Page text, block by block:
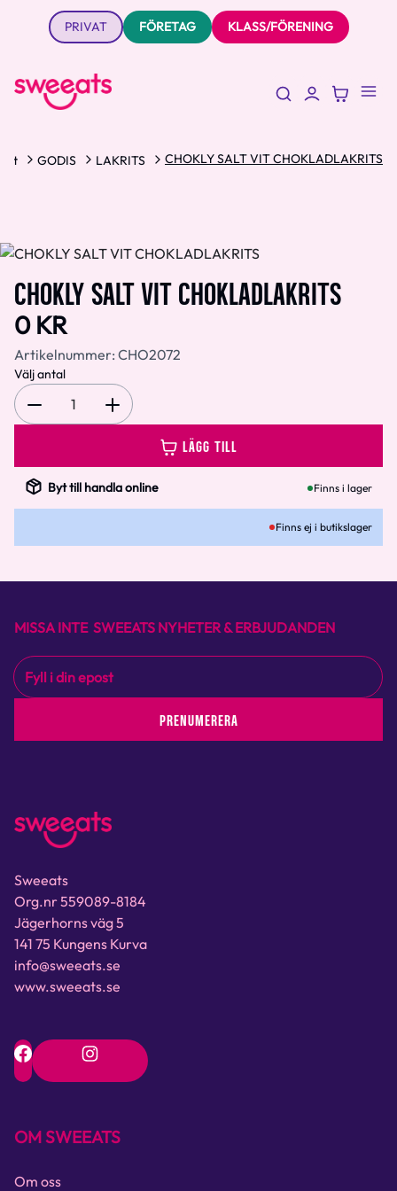
PRIVAT FÖRETAG KLASS/FÖRENING
GODIS LAKRITS CHOKLY SALT VIT CHOKLADLAKRITS
CHOKLY SALT VIT CHOKLADLAKRITS
0 KR
Artikelnummer: CHO2072
Välj antal
1
LÄGG TILL
Byt till handla online Finns i lager
Finns ej i butikslager
MISSA INTE SWEEATS NYHETER & ERBJUDANDEN
PRENUMERERA
Sweeats
Org.nr 559089-8184
Jägerhorns väg 5
141 75 Kungens Kurva
info@sweeats.se
www.sweeats.se
OM SWEEATS
Om oss